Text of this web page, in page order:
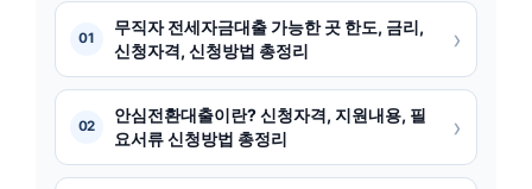
01
무직자 전세자금대출 가능한 곳 한도, 금리,
신청자격, 신청방법 총정리
›
02
안심전환대출이란? 신청자격, 지원내용, 필
요서류 신청방법 총정리
›